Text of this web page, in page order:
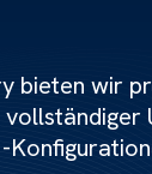
bieten wir